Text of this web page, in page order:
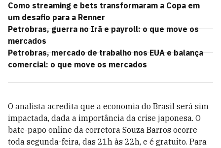
Como streaming e bets transformaram a Copa em
um desafio para a Renner
Petrobras, guerra no Irã e payroll: o que move os
mercados
Petrobras, mercado de trabalho nos EUA e balança
comercial: o que move os mercados
O analista acredita que a economia do Brasil será sim
impactada, dada a importância da crise japonesa. O
bate-papo online da corretora Souza Barros ocorre
toda segunda-feira, das 21h às 22h, e é gratuito. Para